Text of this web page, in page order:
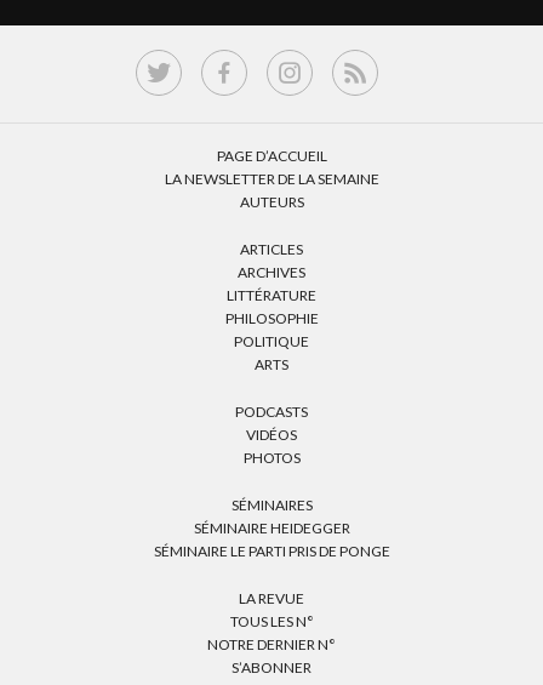
PAGE D’ACCUEIL
LA NEWSLETTER DE LA SEMAINE
AUTEURS
ARTICLES
ARCHIVES
LITTÉRATURE
PHILOSOPHIE
POLITIQUE
ARTS
PODCASTS
VIDÉOS
PHOTOS
SÉMINAIRES
SÉMINAIRE HEIDEGGER
SÉMINAIRE LE PARTI PRIS DE PONGE
LA REVUE
TOUS LES N°
NOTRE DERNIER N°
S’ABONNER